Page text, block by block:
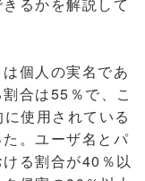
個人の実名であ
合は55％で、こ
使用されている
。ユーザ名とパ
る割合が40％以